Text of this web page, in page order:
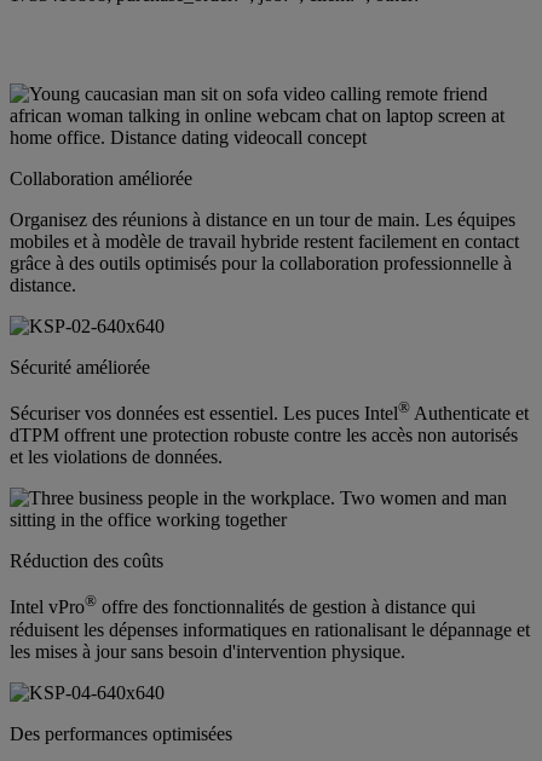
Collaboration améliorée
Organisez des réunions à distance en un tour de main. Les équipes
mobiles et à modèle de travail hybride restent facilement en contact
grâce à des outils optimisés pour la collaboration professionnelle à
distance.
Sécurité améliorée
Sécuriser vos données est essentiel. Les puces Intel® Authenticate et
dTPM offrent une protection robuste contre les accès non autorisés
et les violations de données.
Réduction des coûts
Intel vPro® offre des fonctionnalités de gestion à distance qui
réduisent les dépenses informatiques en rationalisant le dépannage et
les mises à jour sans besoin d'intervention physique.
Des performances optimisées